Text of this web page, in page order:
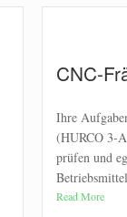
CNC-
Ihre
(HURCO 3-
prüfen und
Read More